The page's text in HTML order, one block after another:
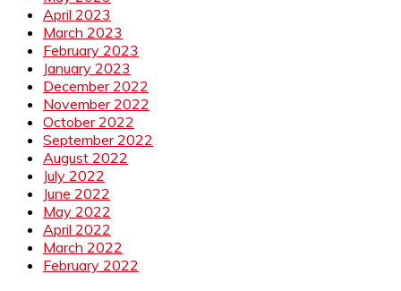
April 2023
March 2023
February 2023
January 2023
December 2022
November 2022
October 2022
September 2022
August 2022
July 2022
June 2022
May 2022
April 2022
March 2022
February 2022